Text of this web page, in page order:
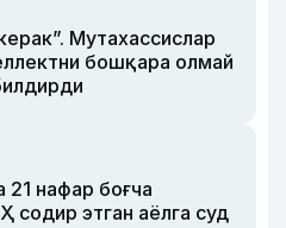
Мутахассислар
бошқара олмай
21 нафар боғча
содир этган аёлга суд